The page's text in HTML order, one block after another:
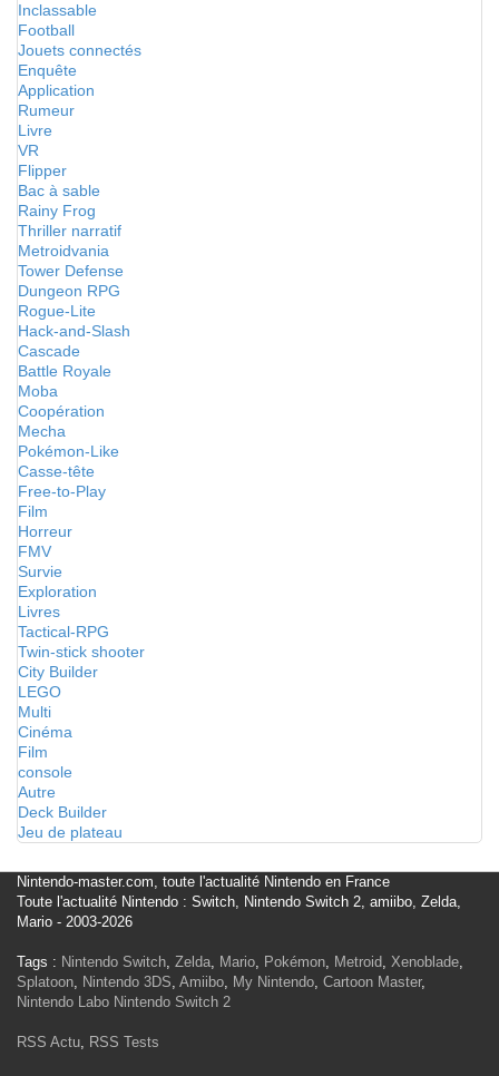
Inclassable
Football
Jouets connectés
Enquête
Application
Rumeur
Livre
VR
Flipper
Bac à sable
Rainy Frog
Thriller narratif
Metroidvania
Tower Defense
Dungeon RPG
Rogue-Lite
Hack-and-Slash
Cascade
Battle Royale
Moba
Coopération
Mecha
Pokémon-Like
Casse-tête
Free-to-Play
Film
Horreur
FMV
Survie
Exploration
Livres
Tactical-RPG
Twin-stick shooter
City Builder
LEGO
Multi
Cinéma
Film
console
Autre
Deck Builder
Jeu de plateau
Nintendo-master.com, toute l'actualité Nintendo en France
Toute l'actualité Nintendo : Switch, Nintendo Switch 2, amiibo, Zelda,
Mario - 2003-2026
Tags : Nintendo Switch, Zelda, Mario, Pokémon, Metroid, Xenoblade,
Splatoon, Nintendo 3DS, Amiibo, My Nintendo, Cartoon Master,
Nintendo Labo Nintendo Switch 2
RSS Actu, RSS Tests